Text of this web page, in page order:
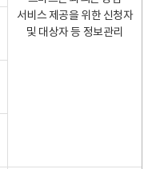
서비스 제공을 위한 신청자
및 대상자 등 정보관리